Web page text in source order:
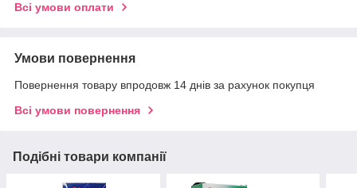
Всі умови оплати
Умови повернення
Повернення товару впродовж 14 днів за рахунок покупця
Всі умови повернення
Подібні товари компанії